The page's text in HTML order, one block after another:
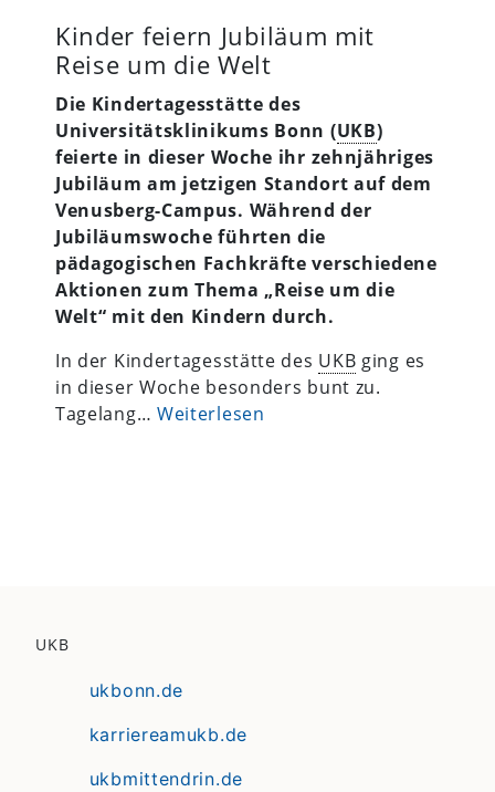
Kinder feiern Jubiläum mit
Reise um die Welt
Die Kindertagesstätte des
Universitätsklinikums Bonn (UKB)
feierte in dieser Woche ihr zehnjähriges
Jubiläum am jetzigen Standort auf dem
Venusberg-Campus. Während der
Jubiläumswoche führten die
pädagogischen Fachkräfte verschiedene
Aktionen zum Thema „Reise um die
Welt“ mit den Kindern durch.
In der Kindertagesstätte des UKB ging es
in dieser Woche besonders bunt zu.
Tagelang… Weiterlesen
UKB
ukbonn.de
karriereamukb.de
ukbmittendrin.de